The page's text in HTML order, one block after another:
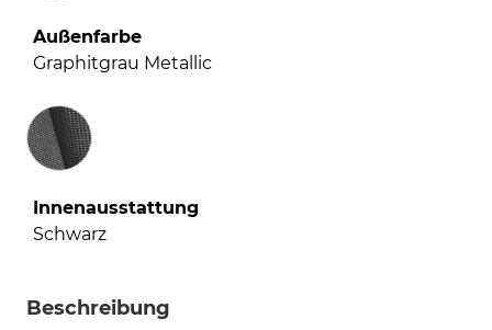
Außenfarbe
Graphitgrau Metallic
Innenausstattung
Innenausstattung
Schwarz
Beschreibung